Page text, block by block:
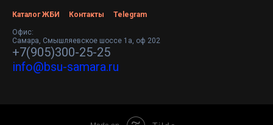
Каталог ЖБИ Контакты Telegram
Офис:
Самара, Смышляевское шоссе 1а, оф 202
+7(905)300-25-25
info@bsu-samara.ru